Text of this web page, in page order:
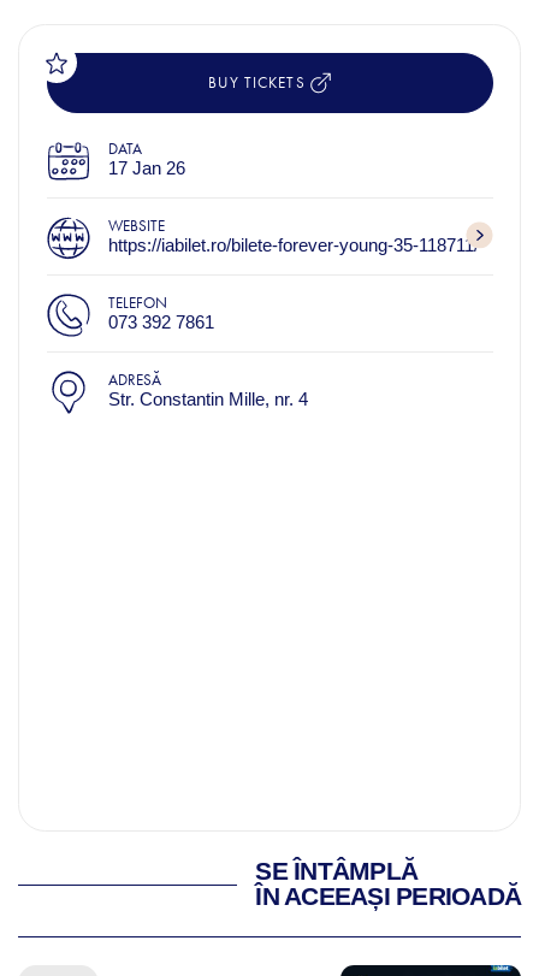
BUY TICKETS
DATA
17 Jan 26
WEBSITE
https://iabilet.ro/bilete-forever-young-35-118711/
TELEFON
073 392 7861
ADRESĂ
Str. Constantin Mille, nr. 4
SE ÎNTÂMPLĂ
ÎN ACEEAȘI PERIOADĂ